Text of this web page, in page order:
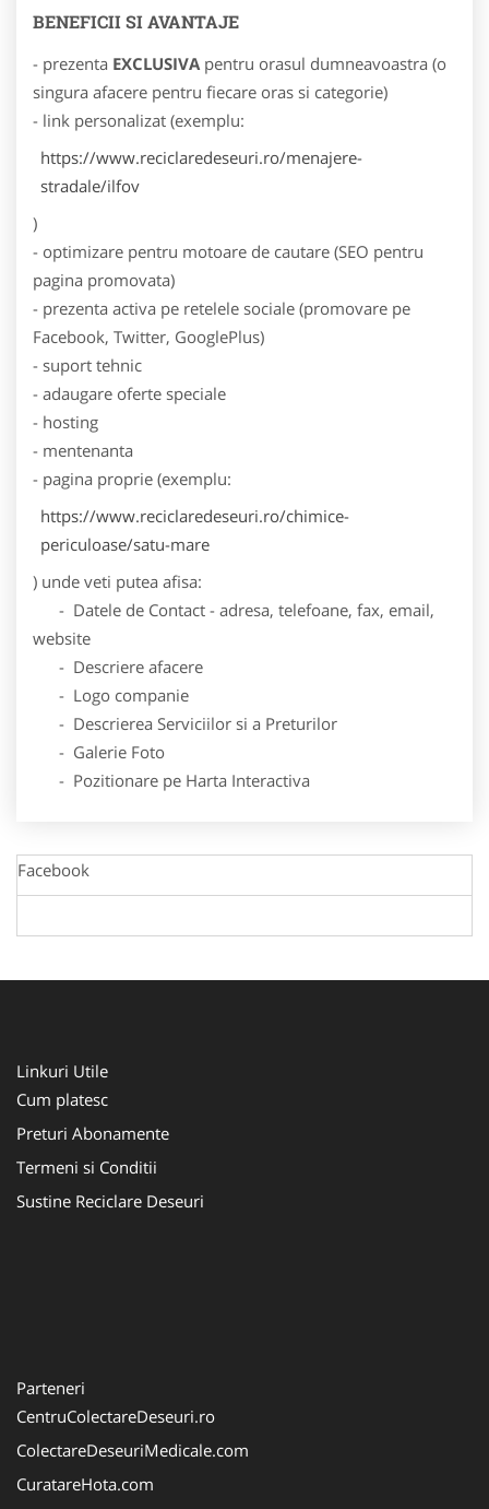
BENEFICII SI AVANTAJE
- prezenta EXCLUSIVA pentru orasul dumneavoastra (o
singura afacere pentru fiecare oras si categorie)
- link personalizat (exemplu:
https://www.reciclaredeseuri.ro/menajere-
stradale/ilfov
)
- optimizare pentru motoare de cautare (SEO pentru
pagina promovata)
- prezenta activa pe retelele sociale (promovare pe
Facebook, Twitter, GooglePlus)
- suport tehnic
- adaugare oferte speciale
- hosting
- mentenanta
- pagina proprie (exemplu:
https://www.reciclaredeseuri.ro/chimice-
periculoase/satu-mare
) unde veti putea afisa:
- Datele de Contact - adresa, telefoane, fax, email,
website
- Descriere afacere
- Logo companie
- Descrierea Serviciilor si a Preturilor
- Galerie Foto
- Pozitionare pe Harta Interactiva
Facebook
Linkuri Utile
Cum platesc
Preturi Abonamente
Termeni si Conditii
Sustine Reciclare Deseuri
Parteneri
CentruColectareDeseuri.ro
ColectareDeseuriMedicale.com
CuratareHota.com